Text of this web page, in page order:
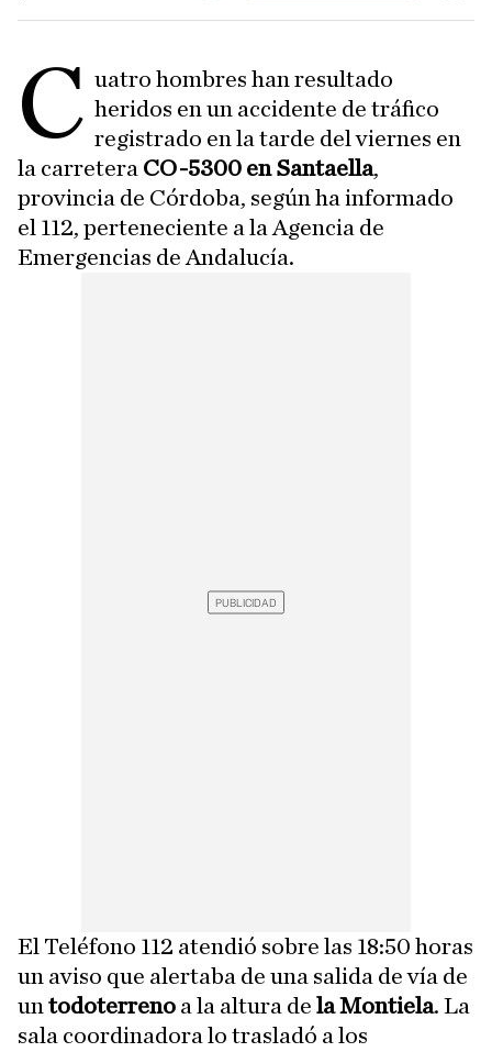
C uatro hombres han resultado
heridos en un accidente de tráfico
registrado en la tarde del viernes en
la carretera CO-5300 en Santaella,
provincia de Córdoba, según ha informado
el 112, perteneciente a la Agencia de
Emergencias de Andalucía.
El Teléfono 112 atendió sobre las 18:50 horas
un aviso que alertaba de una salida de vía de
un todoterreno a la altura de la Montiela. La
sala coordinadora lo trasladó a los